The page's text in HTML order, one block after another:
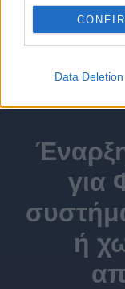
Data Deletion
για
ή